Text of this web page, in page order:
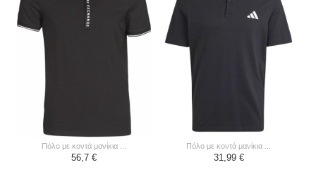
πόλο με κοντά μανίκια ...
56,7 €
πόλο με κοντά μανίκια ...
31,99 €